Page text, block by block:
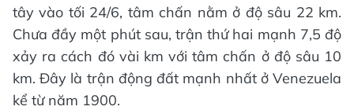
tây vào tối 24/6, tâm chấn nằm ở độ sâu 22 km.
Chưa đầy một phút sau, trận thứ hai mạnh 7,5 độ
xảy ra cách đó vài km với tâm chấn ở độ sâu 10
km. Đây là trận động đất mạnh nhất ở Venezuela
kể từ năm 1900.